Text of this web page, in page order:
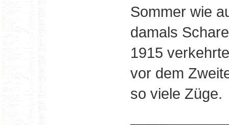
Sommer wie
damals
1915
vor dem
so viele Züge.